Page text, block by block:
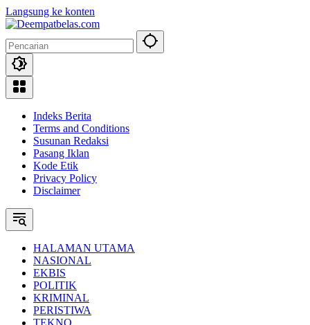
Langsung ke konten
Indeks Berita
Terms and Conditions
Susunan Redaksi
Pasang Iklan
Kode Etik
Privacy Policy
Disclaimer
HALAMAN UTAMA
NASIONAL
EKBIS
POLITIK
KRIMINAL
PERISTIWA
TEKNO